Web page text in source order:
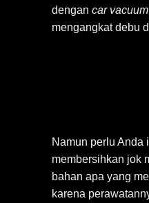
dengan car
mengangkat debu
Namun perlu Anda
membersihkan jok
bahan apa yang
karena